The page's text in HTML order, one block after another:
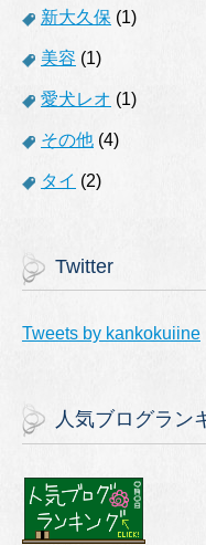
新大久保 (1)
美容 (1)
愛犬レオ (1)
その他 (4)
タイ (2)
Twitter
Tweets by kankokuiine
人気ブログラン